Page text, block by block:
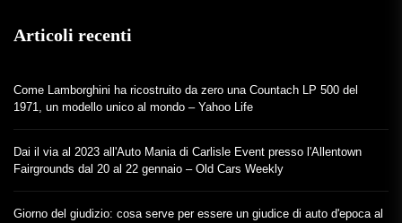
Articoli recenti
Come Lamborghini ha ricostruito da zero una Countach LP 500 del
1971, un modello unico al mondo – Yahoo Life
Dai il via al 2023 all'Auto Mania di Carlisle Event presso l'Allentown
Fairgrounds dal 20 al 22 gennaio – Old Cars Weekly
Giorno del giudizio: cosa serve per essere un giudice di auto d'epoca al